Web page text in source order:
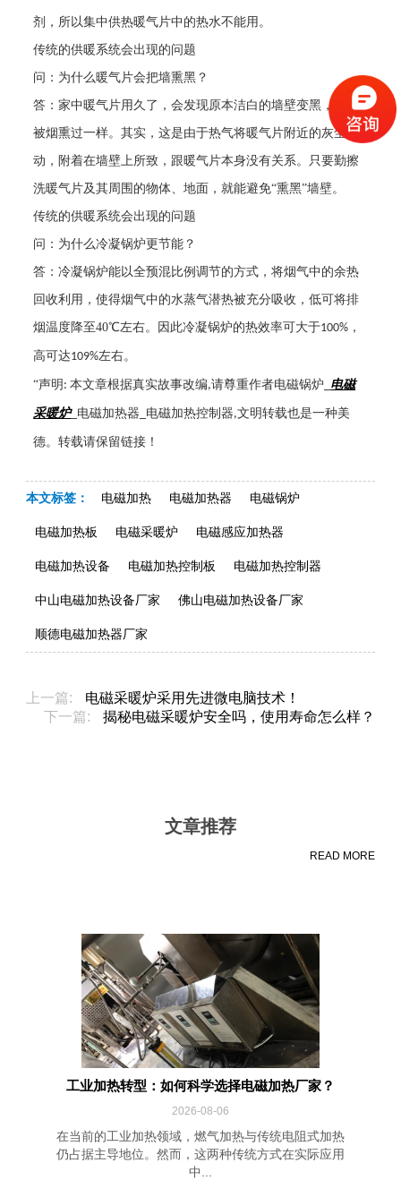
剂，所以集中供热暖气片中的热水不能用。
传统的供暖系统会出现的问题
问：为什么暖气片会把墙熏黑？
答：家中暖气片用久了，会发现原本洁白的墙壁变黑，就像
被烟熏过一样。其实，这是由于热气将暖气片附近的灰尘带
动，附着在墙壁上所致，跟暖气片本身没有关系。只要勤擦
洗暖气片及其周围的物体、地面，就能避免“熏黑”墙壁。
传统的供暖系统会出现的问题
问：为什么冷凝锅炉更节能？
答：冷凝锅炉能以全预混比例调节的方式，将烟气中的余热
回收利用，使得烟气中的水蒸气潜热被充分吸收，低可将排
烟温度降至40℃左右。因此冷凝锅炉的热效率可大于100% ，
高可达109%左右。
“声明 :本文章根据真实故事改编,请尊重作者电磁锅炉 电磁
采暖炉_ 电磁加热器 电磁加热控制器,文明转载也是一种美
德。转载请保留链接！
本文标签： 电磁加热 电磁加热器 电磁锅炉
电磁加热板 电磁采暖炉 电磁感应加热器
电磁加热设备 电磁加热控制板 电磁加热控制器
中山电磁加热设备厂家 佛山电磁加热设备厂家
顺德电磁加热器厂家
上一篇:
电磁采暖炉采用先进微电脑技术！
下一篇:
揭秘电磁采暖炉安全吗，使用寿命怎么样？
文章推荐
READ MORE
工业加热转型：如何科学选择电磁加热厂家？
2026-08-06
在当前的工业加热领域，燃气加热与传统电阻式加热
仍占据主导地位。然而，这两种传统方式在实际应用
中...